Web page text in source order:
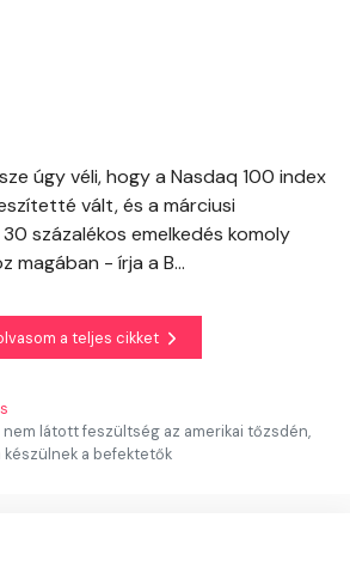
úgy véli, hogy a Nasdaq 100 index
vált, és a márciusi
százalékos emelkedés komoly
magában - írja a B...
a teljes cikket
látott feszültség az amerikai tőzsdén,
készülnek a befektetők